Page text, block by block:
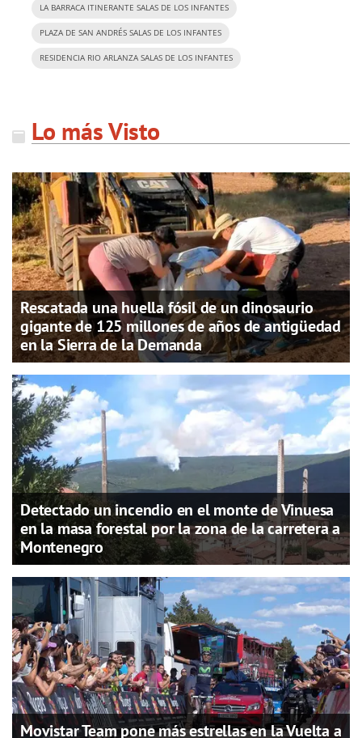
LA BARRACA ITINERANTE SALAS DE LOS INFANTES
PLAZA DE SAN ANDRÉS SALAS DE LOS INFANTES
RESIDENCIA RIO ARLANZA SALAS DE LOS INFANTES
Lo más Visto
Rescatada una huella fósil de un dinosaurio
gigante de 125 millones de años de antigüedad
en la Sierra de la Demanda
Detectado un incendio en el monte de Vinuesa
en la masa forestal por la zona de la carretera a
Montenegro
Movistar Team pone más estrellas en la Vuelta a